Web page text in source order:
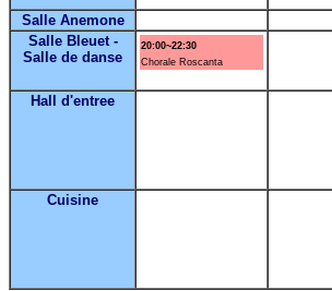
Salle Anemone
Salle Bleuet -
Salle de danse
20:00~22:30
Chorale Roscanta
Hall d'entree
Cuisine